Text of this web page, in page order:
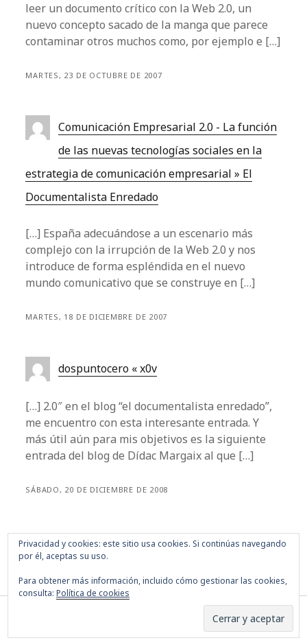
leer un documento crítico con la Web 2.0, un
nuevo concepto sacado de la manga que parece
contaminar otros muchos como, por ejemplo e […]
MARTES, 23 DE OCTUBRE DE 2007
Comunicación Empresarial 2.0 - La función
de las nuevas tecnologías sociales en la
estrategia de comunicación empresarial » El
Documentalista Enredado
[…] España adecuándose a un escenario más
complejo con la irrupción de la Web 2.0 y nos
introduce de forma espléndida en el nuevo
mundo comunicativo que se construye en […]
MARTES, 18 DE DICIEMBRE DE 2007
dospuntocero « x0v
[…] 2.0″ en el blog “el documentalista enredado”,
me encuentro con esta interesante entrada. Y
más útil aún para mis objetivos es la siguiente
entrada del blog de Dídac Margaix al que […]
SÁBADO, 20 DE DICIEMBRE DE 2008
Los comentarios están cerrados.
de Compete Themes.
Privacidad y cookies: este sitio usa cookies. Si continúas navegando
por él, aceptas su uso.
Para obtener más información, incluido cómo gestionar las cookies,
consulta: Política de cookies